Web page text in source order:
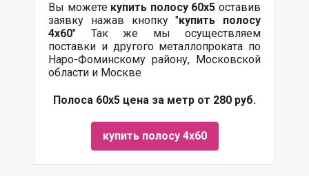
Вы можете купить полосу 60х5 оставив
заявку нажав кнопку "купить полосу
4х60" Так же мы осуществляем
поставки и другого металлопроката по
Наро-Фоминскому району, Московской
области и Москве
Полоса 60х5 цена за метр от 280 руб.
купить полосу 4х60